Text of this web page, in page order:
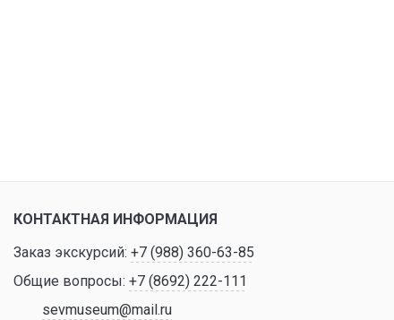
КОНТАКТНАЯ ИНФОРМАЦИЯ
Заказ экскурсий: +7 (988) 360-63-85
Общие вопросы: +7 (8692) 222-111
sevmuseum@mail.ru